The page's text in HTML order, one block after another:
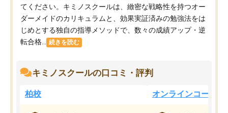
てください。キミノスクールは、緻密な戦略性を持つオー
ダーメイドのカリキュラムと、効果実証済みの勉強法をは
じめとする独自の指導メソッドで、数々の成績アップ・逆
転合格...
続きを読む
キミノスクールの口コミ・評判
柏校 オンラインコース